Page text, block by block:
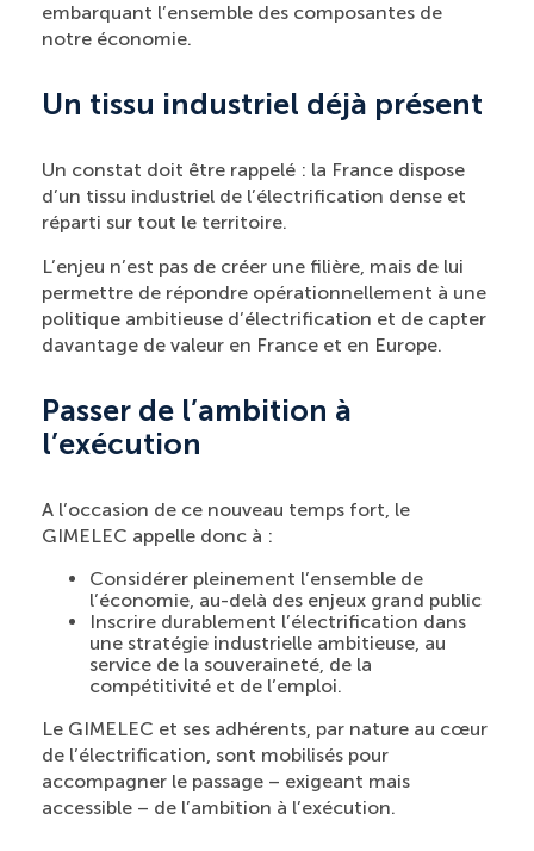
embarquant l’ensemble des composantes de
notre économie.
Un tissu industriel déjà présent
Un constat doit être rappelé : la France dispose
d’un tissu industriel de l’électrification dense et
réparti sur tout le territoire.
L’enjeu n’est pas de créer une filière, mais de lui
permettre de répondre opérationnellement à une
politique ambitieuse d’électrification et de capter
davantage de valeur en France et en Europe.
Passer de l’ambition à
l’exécution
A l’occasion de ce nouveau temps fort, le
GIMELEC appelle donc à :
Considérer pleinement l’ensemble de
l’économie, au-delà des enjeux grand public
Inscrire durablement l’électrification dans
une stratégie industrielle ambitieuse, au
service de la souveraineté, de la
compétitivité et de l’emploi.
Le GIMELEC et ses adhérents, par nature au cœur
de l’électrification, sont mobilisés pour
accompagner le passage – exigeant mais
accessible – de l’ambition à l’exécution.